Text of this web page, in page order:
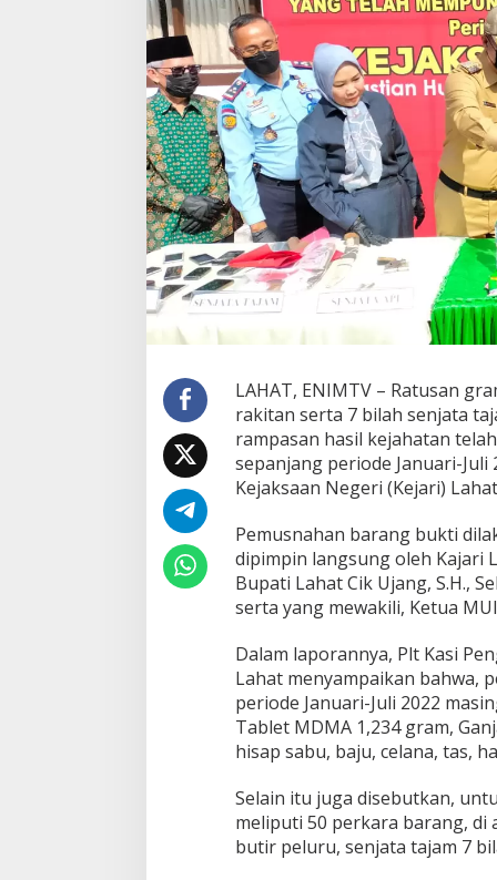
a
i
L
a
h
a
t
M
u
n
a
k
a
P
l
h
a
n
B
a
n
g
B
t
i
P
e
r
d
e
J
LAHAT, ENIMTV – Ratusan
rakitan serta 7 bilah senjata
rampasan hasil kejahatan
sepanjang periode Januari-
Kejaksaan Negeri (Kejari)
Pemusnahan barang bukti
dipimpin langsung oleh Kajari
Bupati Lahat Cik Ujang, S.H.,
serta yang mewakili, Ketua
Dalam laporannya, Plt Kasi
Lahat menyampaikan bahwa,
periode Januari-Juli 2022
Tablet MDMA 1,234 gram,
hisap sabu, baju, celana, tas,
Selain itu juga disebutkan,
meliputi 50 perkara barang, di
butir peluru, senjata tajam 7